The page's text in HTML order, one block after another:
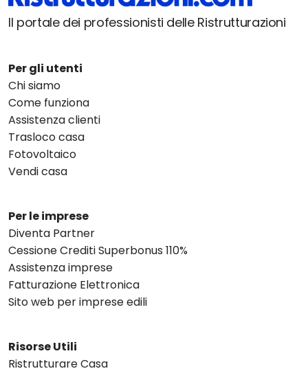
Il portale dei professionisti delle Ristrutturazioni
Per gli utenti
Chi siamo
Come funziona
Assistenza clienti
Trasloco casa
Fotovoltaico
Vendi casa
Per le imprese
Diventa Partner
Cessione Crediti Superbonus 110%
Assistenza imprese
Fatturazione Elettronica
Sito web per imprese edili
Risorse Utili
Ristrutturare Casa